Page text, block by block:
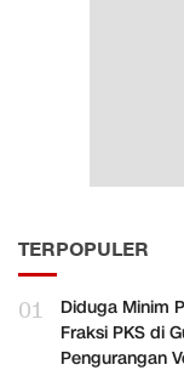
TERPOPULER
01
Diduga Minim
Fraksi PKS di
Pengurangan